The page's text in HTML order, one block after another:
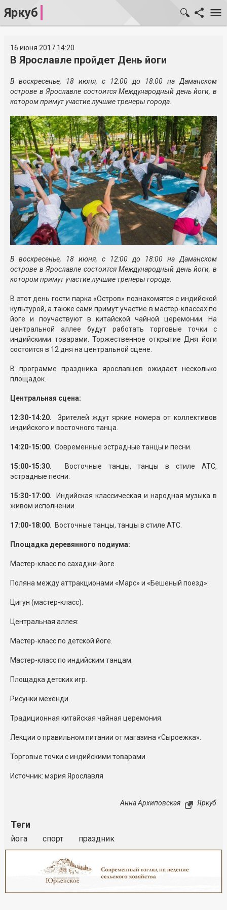
Яркуб
16 июня 2017 14:20
В Ярославле пройдет День йоги
В воскресенье, 18 июня, с 12:00 до 18:00 на Даманском
острове в Ярославле состоится Международный день йоги, в
котором примут участие лучшие тренеры города.
В воскресенье, 18 июня, с 12:00 до 18:00 на Даманском
острове в Ярославле состоится Международный день йоги, в
котором примут участие лучшие тренеры города.
В этот день гости парка «Остров» познакомятся с индийской
культурой, а также сами примут участие в мастер-классах по
йоге и поучаствуют в китайской чайной церемонии. На
центральной аллее будут работать торговые точки с
индийскими товарами. Торжественное открытие Дня йоги
состоится в 12 дня на центральной сцене.
В программе праздника ярославцев ожидает несколько
площадок.
Центральная сцена:
12:30-14:20. Зрителей ждут яркие номера от коллективов
индийского и восточного танца.
14:20-15:00. Современные эстрадные танцы и песни.
15:00-15:30.
Восточные танцы, танцы в стиле АТС,
эстрадные песни.
15:30-17:00. Индийская классическая и народная музыка в
живом исполнении.
17:00-18:00. Восточные танцы, танцы в стиле АТС.
Площадка деревянного подиума:
Мастер-класс по сахаджи-йоге.
Поляна между аттракционами «Марс» и «Бешеный поезд»:
Цигун (мастер-класс).
Центральная аллея:
Мастер-класс по детской йоге.
Мастер-класс по индийским танцам.
Площадка детских игр.
Рисунки мехенди.
Традиционная китайская чайная церемония.
Лекции о правильном питании от магазина «Сыроежка».
Торговые точки с индийскими товарами.
Источник: мэрия Ярославля
Анна Архиповская Яркуб
Теги
йога спорт праздник